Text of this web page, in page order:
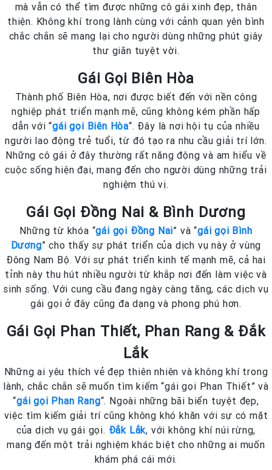
mà vẫn có thể tìm được những cô gái xinh đẹp, thân
thiện. Không khí trong lành cùng với cảnh quan yên bình
chắc chắn sẽ mang lại cho người dùng những phút giây
thư giãn tuyệt vời.
Gái Gọi Biên Hòa
Thành phố Biên Hòa, nơi được biết đến với nền công
nghiệp phát triển mạnh mẽ, cũng không kém phần hấp
dẫn với “gái gọi Biên Hòa“. Đây là nơi hội tụ của nhiều
người lao động trẻ tuổi, từ đó tạo ra nhu cầu giải trí lớn.
Những cô gái ở đây thường rất năng động và am hiểu về
cuộc sống hiện đại, mang đến cho người dùng những trải
nghiệm thú vị.
Gái Gọi Đồng Nai & Bình Dương
Những từ khóa “gái gọi Đồng Nai” và “gái gọi Bình
Dương” cho thấy sự phát triển của dịch vụ này ở vùng
Đông Nam Bộ. Với sự phát triển kinh tế mạnh mẽ, cả hai
tỉnh này thu hút nhiều người từ khắp nơi đến làm việc và
sinh sống. Với cung cầu đang ngày càng tăng, các dịch vụ
gái gọi ở đây cũng đa dạng và phong phú hơn.
Gái Gọi Phan Thiết, Phan Rang & Đắk
Lắk
Những ai yêu thích vẻ đẹp thiên nhiên và không khí trong
lành, chắc chắn sẽ muốn tìm kiếm “gái gọi Phan Thiết” và
“gái gọi Phan Rang“. Ngoài những bãi biển tuyệt đẹp,
việc tìm kiếm giải trí cũng không khó khăn với sự có mặt
của dịch vụ gái gọi. Đắk Lắk, với không khí núi rừng,
mang đến một trải nghiệm khác biệt cho những ai muốn
khám phá cái mới.